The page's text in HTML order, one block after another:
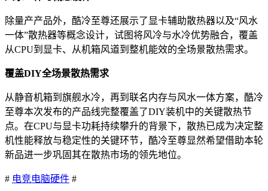
除量产产品外，酷冷至尊还展示了显卡辅助散热器以及“风水
一体”散热器等概念设计，试图将风冷与水冷优势融合，覆盖
从CPU到显卡、从机箱风道到整机能效的全场景散热需求。
覆盖DIY全场景散热需求
从静音机箱到旗舰水冷，再到联名内存与风水一体方案，酷冷
至尊本次发布的产品线完整覆盖了DIY装机中的关键散热节
点。在CPU与显卡功耗持续攀升的背景下，散热已成为决定整
机性能释放与稳定性的关键环节，酷冷至尊显然希望借助本轮
新品进一步巩固其在散热市场的领先地位。
# 电竞电脑硬件 #